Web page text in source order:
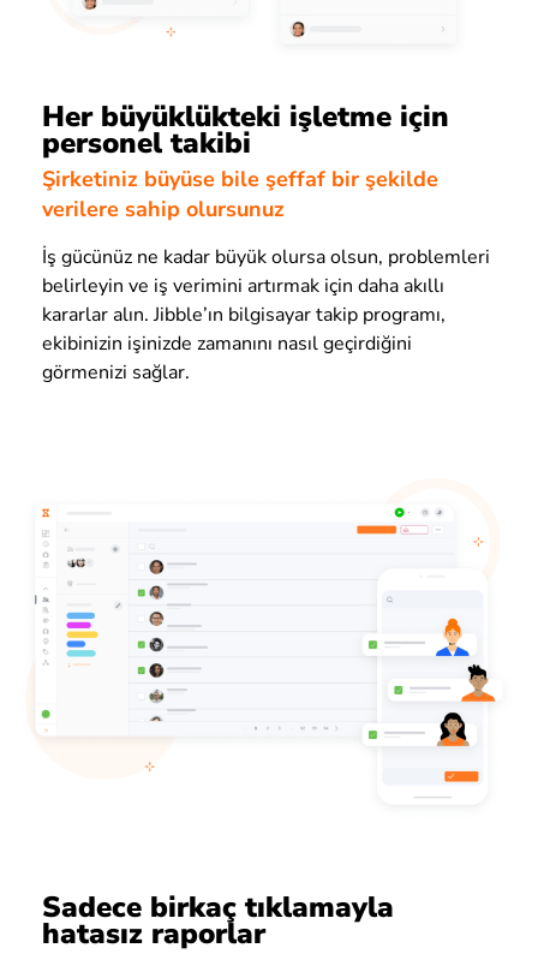
Her büyüklükteki işletme için
personel takibi
Şirketiniz büyüse bile şeffaf bir şekilde
verilere sahip olursunuz
İş gücünüz ne kadar büyük olursa olsun, problemleri
belirleyin ve iş verimini artırmak için daha akıllı
kararlar alın. Jibble’ın bilgisayar takip programı,
ekibinizin işinizde zamanını nasıl geçirdiğini
görmenizi sağlar.
Sadece birkaç tıklamayla
hatasız raporlar